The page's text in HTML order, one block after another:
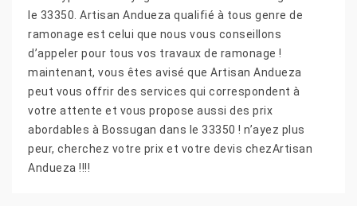
le 33350. Artisan Andueza qualifié à tous genre de
ramonage est celui que nous vous conseillons
d’appeler pour tous vos travaux de ramonage !
maintenant, vous êtes avisé que Artisan Andueza
peut vous offrir des services qui correspondent à
votre attente et vous propose aussi des prix
abordables à Bossugan dans le 33350 ! n’ayez plus
peur, cherchez votre prix et votre devis chezArtisan
Andueza !!!!